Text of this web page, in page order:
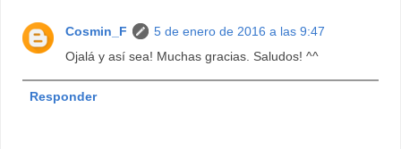
Cosmin_F
5 de enero de 2016 a las 9:47
Ojalá y así sea! Muchas gracias. Saludos! ^^
Responder